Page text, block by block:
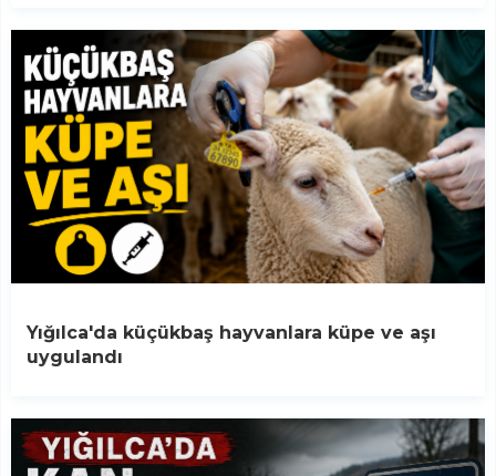
Yığılca'da küçükbaş hayvanlara küpe ve aşı
uygulandı